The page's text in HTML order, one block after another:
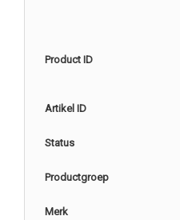
Product ID
Artikel ID
Status
Productgroep
Merk